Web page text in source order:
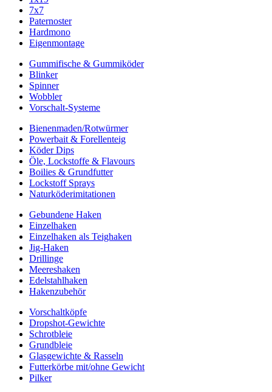
7x7
Paternoster
Hardmono
Eigenmontage
Gummifische & Gummiköder
Blinker
Spinner
Wobbler
Vorschalt-Systeme
Bienenmaden/Rotwürmer
Powerbait & Forellenteig
Köder Dips
Öle, Lockstoffe & Flavours
Boilies & Grundfutter
Lockstoff Sprays
Naturköderimitationen
Gebundene Haken
Einzelhaken
Einzelhaken als Teighaken
Jig-Haken
Drillinge
Meereshaken
Edelstahlhaken
Hakenzubehör
Vorschaltköpfe
Dropshot-Gewichte
Schrotbleie
Grundbleie
Glasgewichte & Rasseln
Futterkörbe mit/ohne Gewicht
Pilker